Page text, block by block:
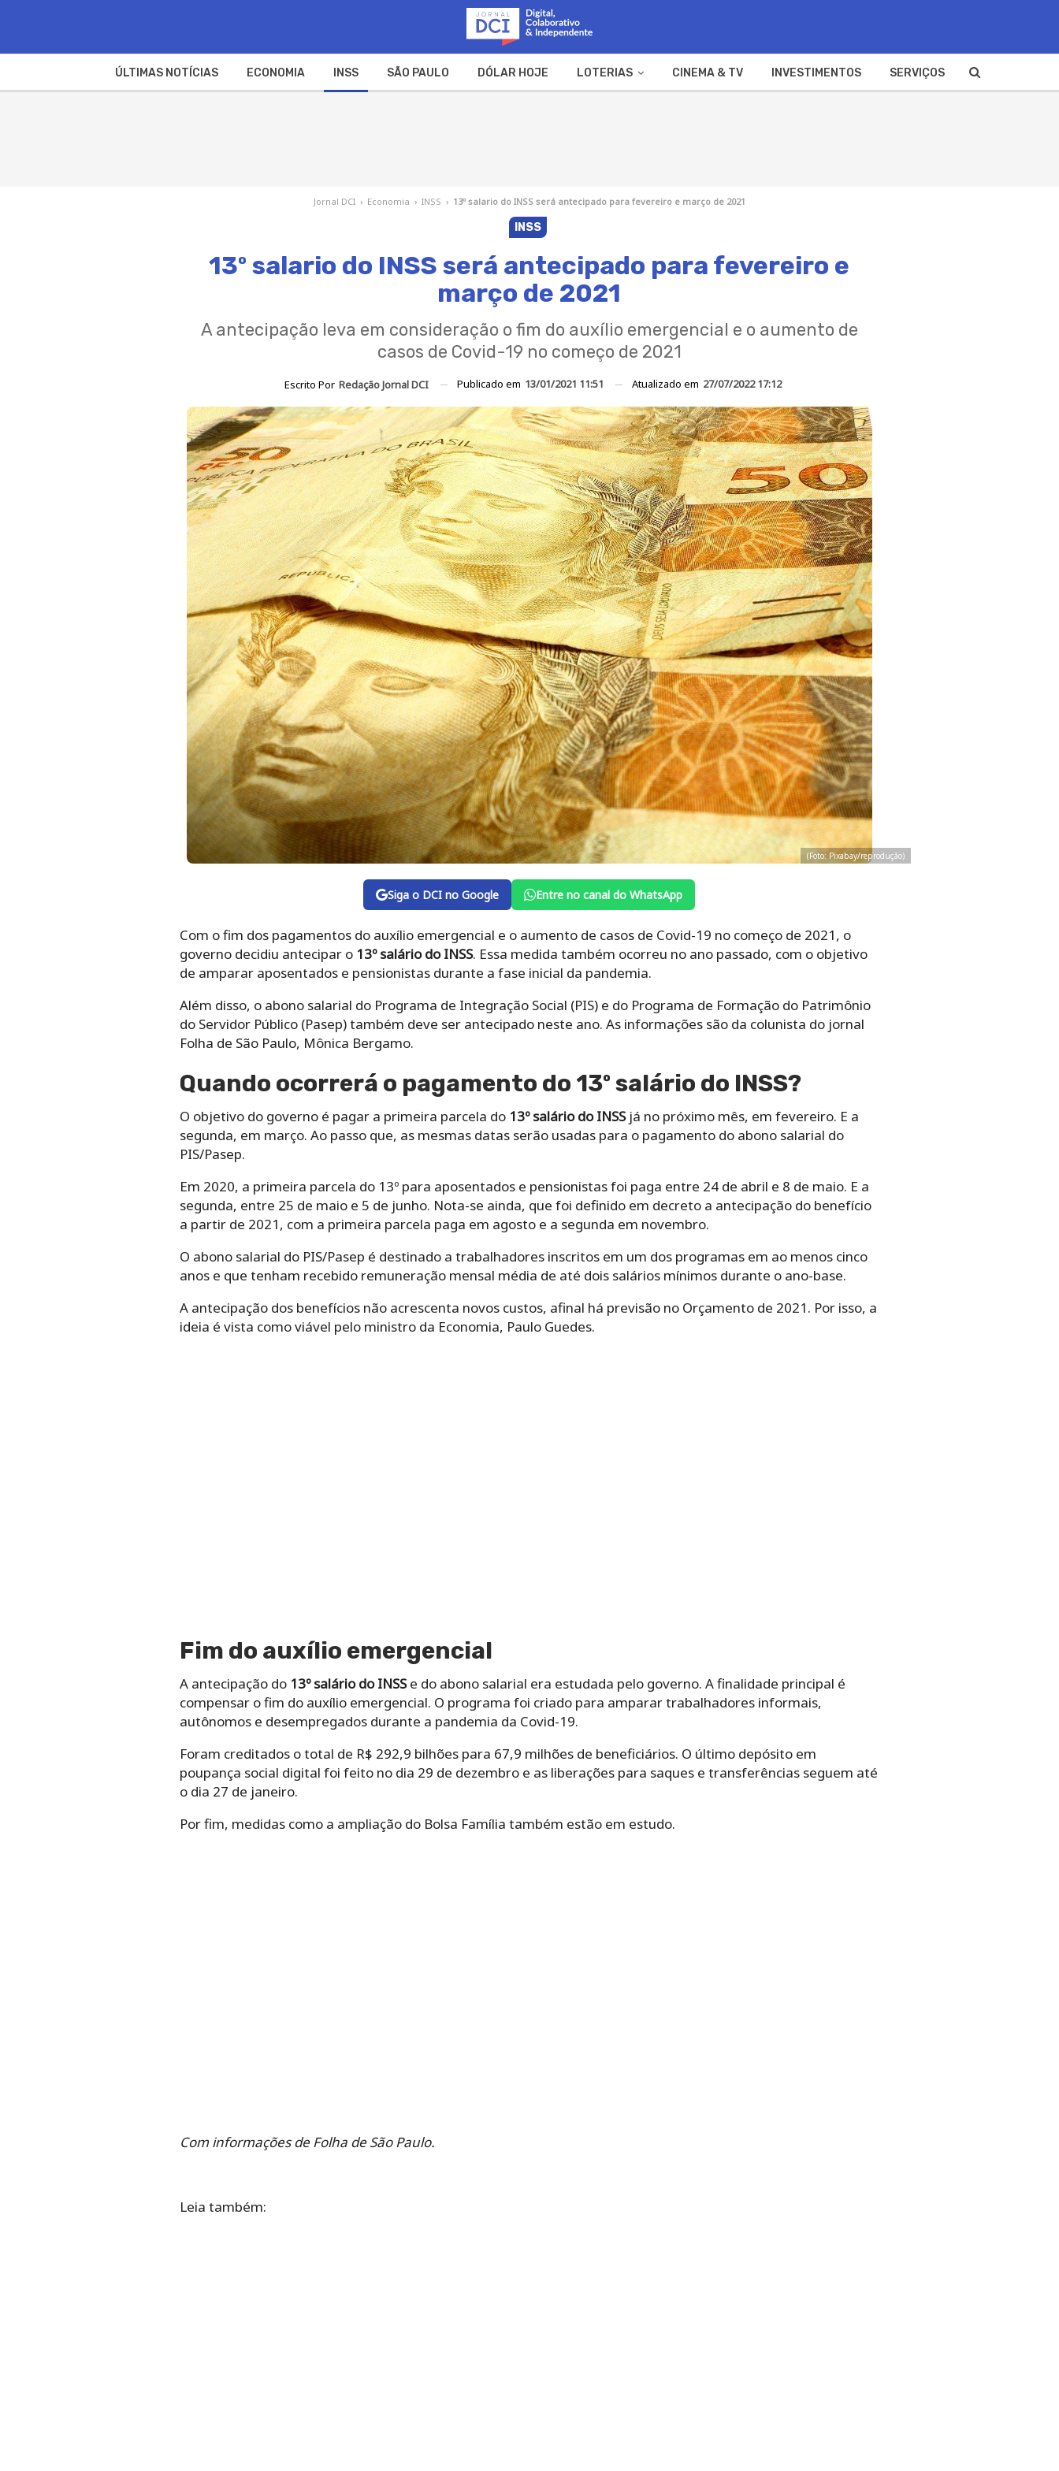
ÚLTIMAS NOTÍCIAS ECONOMIA INSS SÃO PAULO DÓLAR HOJE LOTERIAS CINEMA & TV INVESTIMENTOS SERVIÇOS
Jornal DCI › Economia › INSS › 13º salario do INSS será antecipado para fevereiro e março de 2021
INSS
13º salario do INSS será antecipado para fevereiro e
março de 2021
A antecipação leva em consideração o fim do auxílio emergencial e o aumento de
casos de Covid-19 no começo de 2021
Escrito Por Redação Jornal DCI Publicado em 13/01/2021 11:51 Atualizado em 27/07/2022 17:12
(Foto: Pixabay/reprodução)
Siga o DCI no Google Entre no canal do WhatsApp
Com o fim dos pagamentos do auxílio emergencial e o aumento de casos de Covid-19 no começo de 2021, o
governo decidiu antecipar o 13º salário do INSS. Essa medida também ocorreu no ano passado, com o objetivo
de amparar aposentados e pensionistas durante a fase inicial da pandemia.
Além disso, o abono salarial do Programa de Integração Social (PIS) e do Programa de Formação do Patrimônio
do Servidor Público (Pasep) também deve ser antecipado neste ano. As informações são da colunista do jornal
Folha de São Paulo, Mônica Bergamo.
Quando ocorrerá o pagamento do 13º salário do INSS?
O objetivo do governo é pagar a primeira parcela do 13º salário do INSSjá no próximo mês, em fevereiro. E a
segunda, em março. Ao passo que, as mesmas datas serão usadas para o pagamento do abono salarial do
PIS/Pasep.
Em 2020, a primeira parcela do 13º para aposentados e pensionistas foi paga entre 24 de abril e 8 de maio. E a
segunda, entre 25 de maio e 5 de junho. Nota-se ainda, que foi definido em decreto a antecipação do benefício
a partir de 2021, com a primeira parcela paga em agosto e a segunda em novembro.
O abono salarial do PIS/Pasep é destinado a trabalhadores inscritos em um dos programas em ao menos cinco
anos e que tenham recebido remuneração mensal média de até dois salários mínimos durante o ano-base.
A antecipação dos benefícios não acrescenta novos custos, afinal há previsão no Orçamento de 2021. Por isso, a
ideia é vista como viável pelo ministro da Economia, Paulo Guedes.
Fim do auxílio emergencial
A antecipação do 13º salário do INSSe do abono salarial era estudada pelo governo. A finalidade principal é
compensar o fim do auxílio emergencial. O programa foi criado para amparar trabalhadores informais,
autônomos e desempregados durante a pandemia da Covid-19.
Foram creditados o total de R$ 292,9 bilhões para 67,9 milhões de beneficiários. O último depósito em
poupança social digital foi feito no dia 29 de dezembro e as liberações para saques e transferências seguem até
o dia 27 de janeiro.
Por fim, medidas como a ampliação do Bolsa Família também estão em estudo.
Com informações de Folha de São Paulo.
Leia também: